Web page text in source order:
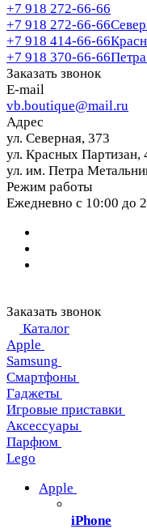
+7 918 272-66-66
+7 918 272-66-66
+7 918 414-66-66
+7 918 370-66-66
Заказать звонок
E-mail
vb.boutique@mail.ru
Адрес
ул. Северная, 373
ул. Красных Партизан,
ул. им. Петра
Режим работы
Ежедневно с 10:00 до
Заказать звонок
Каталог
Apple
Samsung
Смартфоны
Гаджеты
Игровые приставки
Аксессуары
Парфюм
Lego
Apple
iPhone